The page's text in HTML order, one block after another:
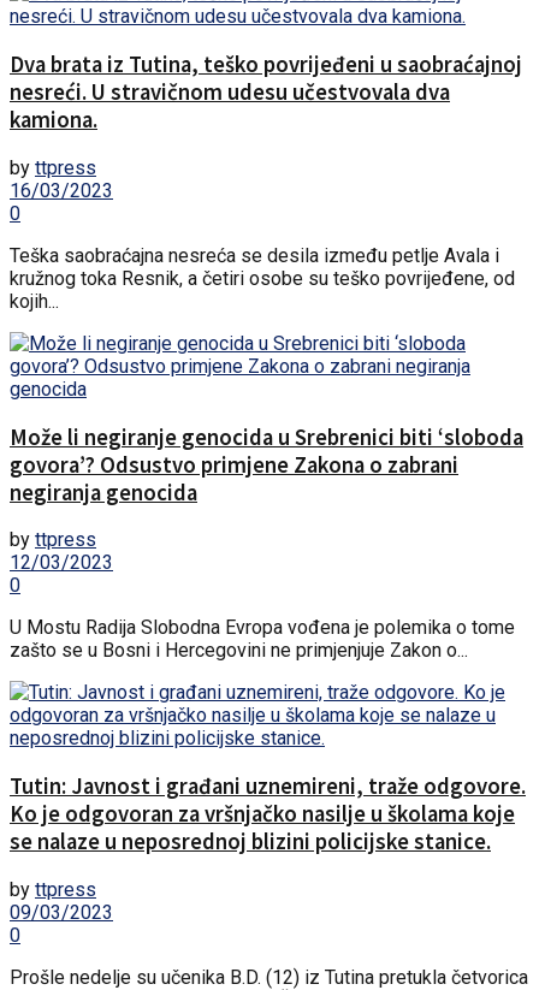
Dva brata iz Tutina, teško povrijeđeni u saobraćajnoj
nesreći. U stravičnom udesu učestvovala dva
kamiona.
by ttpress
16/03/2023
0
Teška saobraćajna nesreća se desila između petlje Avala i
kružnog toka Resnik, a četiri osobe su teško povrijeđene, od
kojih...
Može li negiranje genocida u Srebrenici biti ‘sloboda
govora’? Odsustvo primjene Zakona o zabrani
negiranja genocida
by ttpress
12/03/2023
0
U Mostu Radija Slobodna Evropa vođena je polemika o tome
zašto se u Bosni i Hercegovini ne primjenjuje Zakon o...
Tutin: Javnost i građani uznemireni, traže odgovore.
Ko je odgovoran za vršnjačko nasilje u školama koje
se nalaze u neposrednoj blizini policijske stanice.
by ttpress
09/03/2023
0
Prošle nedelje su učenika B.D. (12) iz Tutina pretukla četvorica